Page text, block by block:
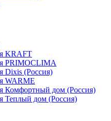
KRAFT
PRIMOCLIMA
Dixis (Россия)
WARME
Комфортный дом (Россия)
Теплый дом (Россия)